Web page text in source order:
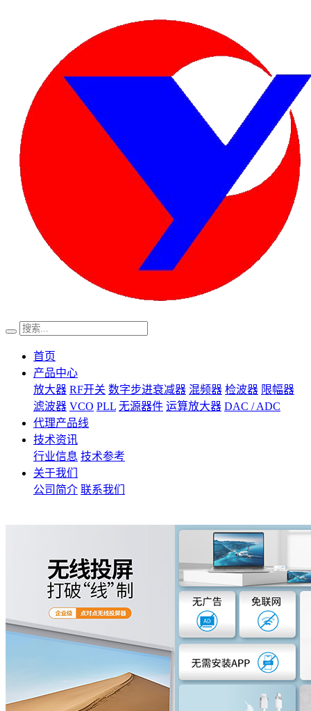
首页
产品中心
放大器 RF开关 数字步进衰减器 混频器 检波器 限幅器
滤波器 VCO PLL 无源器件 运算放大器 DAC / ADC
代理产品线
技术资讯
行业信息 技术参考
关于我们
公司简介 联系我们